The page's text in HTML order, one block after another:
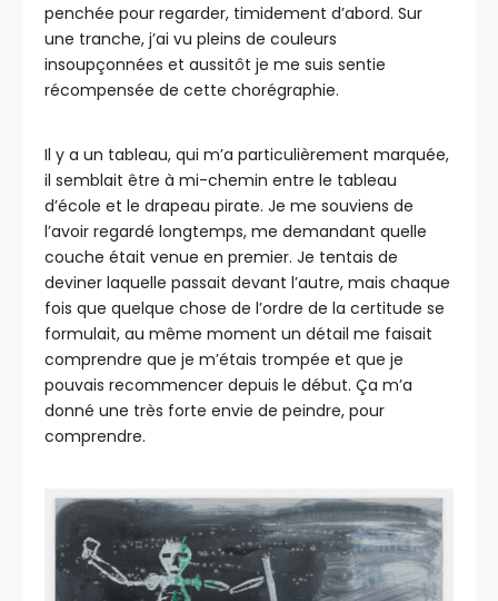
penchée pour regarder, timidement d’abord. Sur
une tranche, j’ai vu pleins de couleurs
insoupçonnées et aussitôt je me suis sentie
récompensée de cette chorégraphie.
Il y a un tableau, qui m’a particulièrement marquée,
il semblait être à mi-chemin entre le tableau
d’école et le drapeau pirate. Je me souviens de
l’avoir regardé longtemps, me demandant quelle
couche était venue en premier. Je tentais de
deviner laquelle passait devant l’autre, mais chaque
fois que quelque chose de l’ordre de la certitude se
formulait, au même moment un détail me faisait
comprendre que je m’étais trompée et que je
pouvais recommencer depuis le début. Ça m’a
donné une très forte envie de peindre, pour
comprendre.